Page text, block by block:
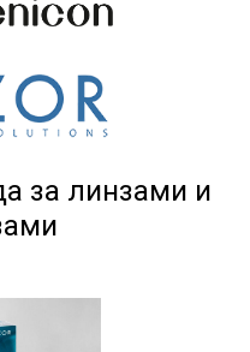
за линзами и